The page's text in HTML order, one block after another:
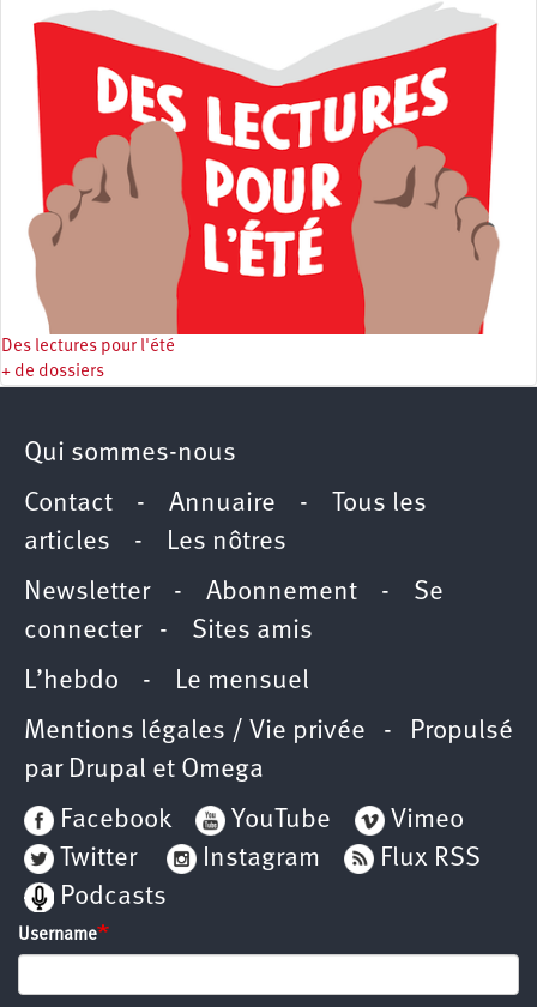
Des lectures pour l'été
+ de dossiers
Qui sommes-nous
Contact - Annuaire -
Tous les
articles - Les nôtres
Newsletter- Abonnement - Se
connecter- Sites amis
L’hebdo - Le mensuel
Mentions légales / Vie privée - Propulsé
par Drupal et Omega
Facebook
YouTube
Vimeo
Twitter
Instagram
Flux RSS
Podcasts
Username